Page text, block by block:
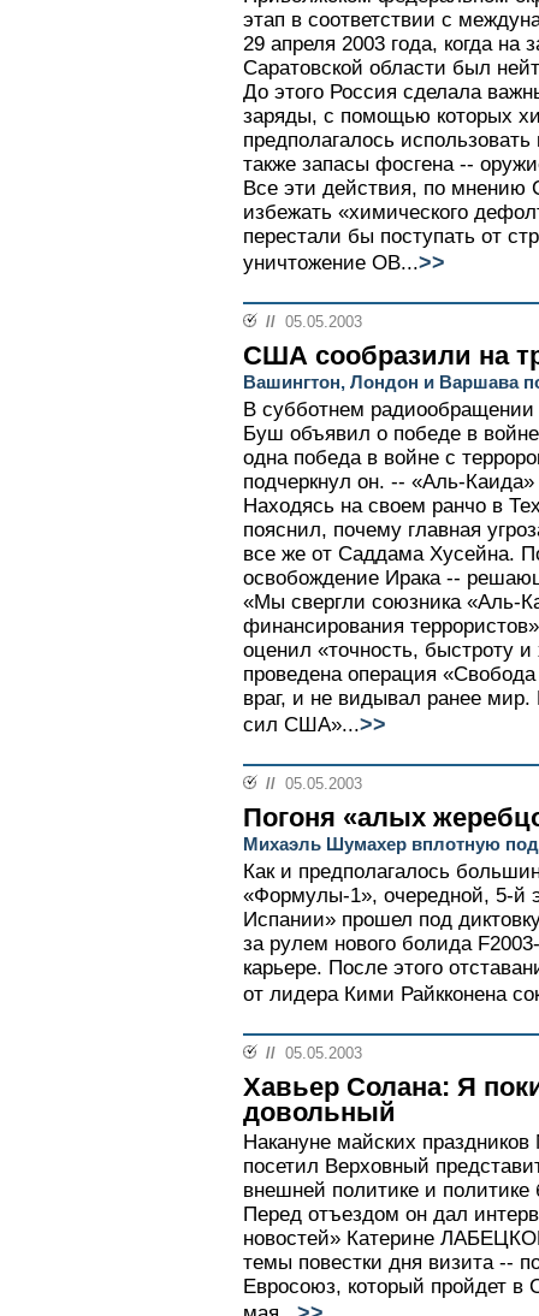
этап в соответствии с
29 апреля 2003 года, когда на
Саратовской области был
До этого Россия сделала
заряды, с помощью которых
предполагалось
также запасы фосгена --
Все эти действия, по мнению
избежать «химического
перестали бы поступать от
уничтожение ОВ...>>
// 05.05.2003
США сообразили на
Вашингтон, Лондон и Варшава
В субботнем
Буш объявил о победе в
одна победа в войне с
подчеркнул он. -- «Аль-
Находясь на своем ранчо в
пояснил, почему главная
все же от Саддама Хусейна.
освобождение Ирака --
«Мы свергли союзника «Аль-
финансирования
оценил «точность, быстроту
проведена операция
враг, и не видывал ранее
сил США»...>>
// 05.05.2003
Погоня «алых
Михаэль Шумахер вплотную
Как и предполагалось
«Формулы-1», очередной, 5-й
Испании» прошел под
за рулем нового болида
карьере. После этого
от лидера Кими Райкконена
// 05.05.2003
Хавьер Солана: Я
довольный
Накануне майских
посетил Верховный
внешней политике и
Перед отъездом он дал
новостей» Катерине
темы повестки дня визита --
Евросоюз, который пройдет в